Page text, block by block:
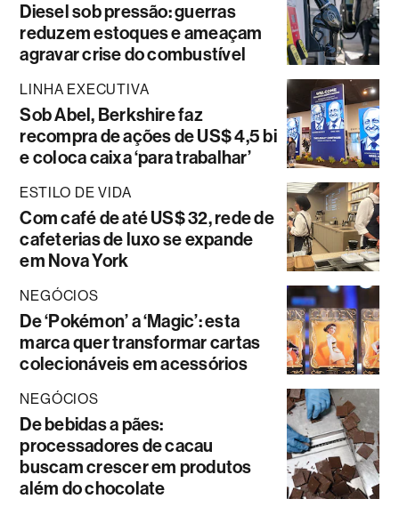
Diesel sob pressão: guerras
reduzem estoques e ameaçam
agravar crise do combustível
LINHA EXECUTIVA
Sob Abel, Berkshire faz
recompra de ações de US$ 4,5 bi
e coloca caixa ‘para trabalhar’
ESTILO DE VIDA
Com café de até US$ 32, rede de
cafeterias de luxo se expande
em Nova York
NEGÓCIOS
De ‘Pokémon’ a ‘Magic’: esta
marca quer transformar cartas
colecionáveis em acessórios
NEGÓCIOS
De bebidas a pães:
processadores de cacau
buscam crescer em produtos
além do chocolate